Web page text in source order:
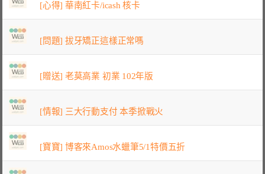
[心得] 華南紅卡/icash 核卡
[問題] 拔牙矯正這樣正常嗎
[贈送] 老莫高業 初業 102年版
[情報] 三大行動支付 本季掀戰火
[寶寶] 博客來Amos水蠟筆5/1特價五折